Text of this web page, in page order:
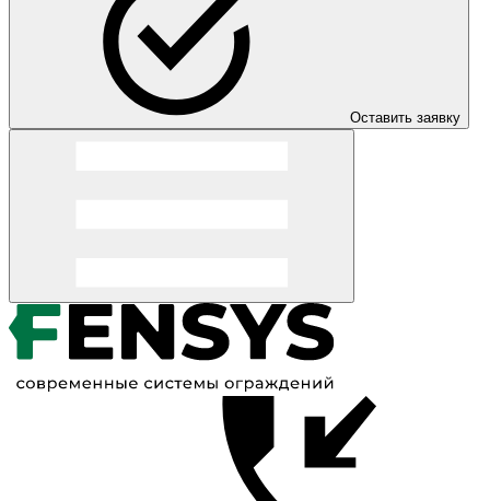
Оставить заявку